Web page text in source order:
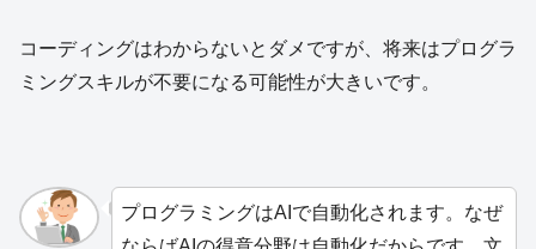
コーディングはわからないとダメですが、将来はプログラ
ミングスキルが不要になる可能性が大きいです。
プログラミングはAIで自動化されます。なぜ